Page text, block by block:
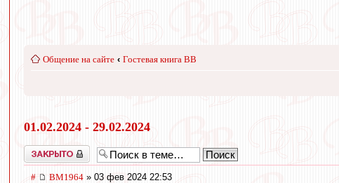
Общение на сайте ‹ Гостевая книга ВВ
01.02.2024 - 29.02.2024
Закрыто
# BM1964 » 03 фев 2024 22:53